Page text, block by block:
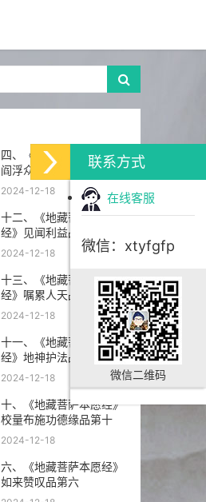
四、《地藏菩萨本愿经》
阎浮众生业感品第四
2024-12-18
十二、《地藏菩萨本愿
经》见闻利益品第十二
2024-12-18
十三、《地藏菩萨本愿
经》嘱累人天品第十三
2024-12-18
十一、《地藏菩萨本愿
经》地神护法品第十一
2024-12-18
十、《地藏菩萨本愿经》
校量布施功德缘品第十
2024-12-18
六、《地藏菩萨本愿经》
如来赞叹品第六
联系方式
在线客服
微信：xtyfgfp
微信二维码